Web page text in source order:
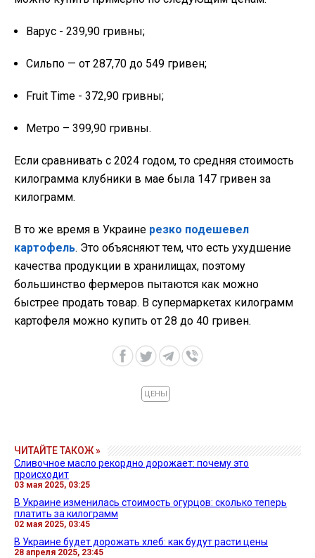
Варус - 239,90 гривны;
Сильпо — от 287,70 до 549 гривен;
Fruit Time - 372,90 гривны;
Метро – 399,90 гривны.
Если сравнивать с 2024 годом, то средняя стоимость
килограмма клубники в мае была 147 гривен за
килограмм.
В то же время в Украине резко подешевел
картофель. Это объясняют тем, что есть ухудшение
качества продукции в хранилищах, поэтому
большинство фермеров пытаются как можно
быстрее продать товар. В супермаркетах килограмм
картофеля можно купить от 28 до 40 гривен.
ЦЕНЫ
ЧИТАЙТЕ ТАКОЖ »
Сливочное масло рекордно дорожает: почему это
происходит
03 мая 2025, 03:25
В Украине изменилась стоимость огурцов: сколько теперь
платить за килограмм
02 мая 2025, 03:45
В Украине будет дорожать хлеб: как будут расти цены
28 апреля 2025, 23:45